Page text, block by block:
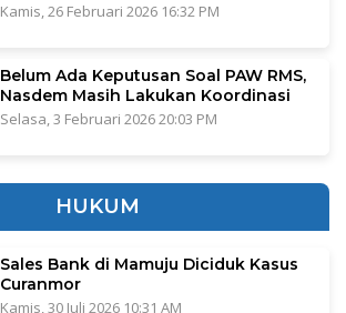
Kamis, 26 Februari 2026 16:32 PM
Belum Ada Keputusan Soal PAW RMS,
Nasdem Masih Lakukan Koordinasi
Selasa, 3 Februari 2026 20:03 PM
HUKUM
Sales Bank di Mamuju Diciduk Kasus
Curanmor
Kamis, 30 Juli 2026 10:31 AM